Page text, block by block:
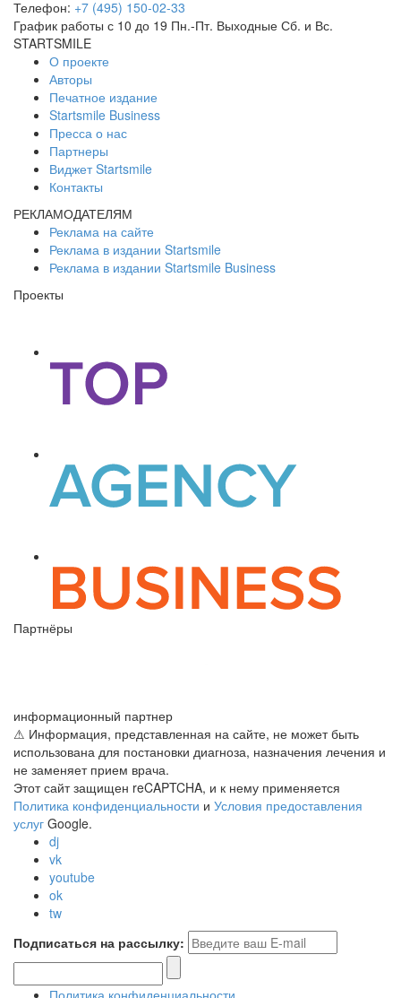
Телефон: +7 (495) 150-02-33
График работы с 10 до 19 Пн.-Пт. Выходные Сб. и Вс.
STARTSMILE
О проекте
Авторы
Печатное издание
Startsmile Business
Пресса о нас
Партнеры
Виджет Startsmile
Контакты
РЕКЛАМОДАТЕЛЯМ
Реклама на сайте
Реклама в издании Startsmile
Реклама в издании Startsmile Business
Проекты
Партнёры
информационный партнер
⚠ Информация, представленная на сайте, не может быть
использована для постановки диагноза, назначения лечения и
не заменяет прием врача.
Этот сайт защищен reCAPTCHA, и к нему применяется
Политика конфиденциальности и Условия предоставления
услуг Google.
dj
vk
youtube
ok
tw
Подписаться на рассылку:
Политика конфиденциальности